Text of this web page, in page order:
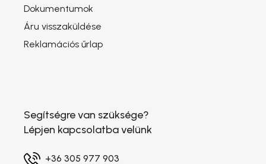
Dokumentumok
Áru visszaküldése
Reklamációs űrlap
Segítségre van szüksége?
Lépjen kapcsolatba velünk
+36 305 977 903